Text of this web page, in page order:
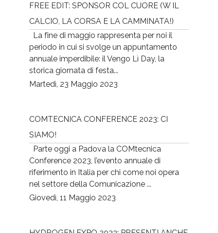
FREE EDIT: SPONSOR COL CUORE (W IL
CALCIO, LA CORSA E LA CAMMINATA!)
La fine di maggio rappresenta per noi il
periodo in cui si svolge un appuntamento
annuale imperdibile: il Vengo Lì Day, la
storica giornata di festa...
Martedì, 23 Maggio 2023
COMTECNICA CONFERENCE 2023: CI
SIAMO!
Parte oggi a Padova la COMtecnica
Conference 2023, l’evento annuale di
riferimento in Italia per chi come noi opera
nel settore della Comunicazione ...
Giovedì, 11 Maggio 2023